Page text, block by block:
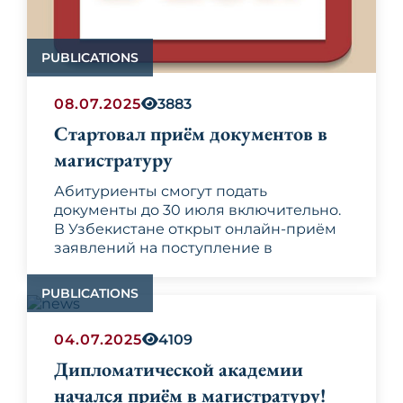
переговорный процесс».
разработка протокольных программ в
рамках официальных визитов.
PUBLICATIONS
08.07.2025 3883
Стартовал приём документов в
магистратуру
Абитуриенты смогут подать
документы до 30 июля включительно.
В Узбекистане открыт онлайн-приём
заявлений на поступление в
высших учебных заведений на
2025/2026 учебный год. Об
Министерства высшего образования,
науки и инноваций.
Подать документы можно до
платформу министерства
К участию в конкурсах допускаются
лица, имеющиенациональные или
международные
PUBLICATIONS
04.07.2025 4109
Дипломатической академии
начался приём в магистратуру!